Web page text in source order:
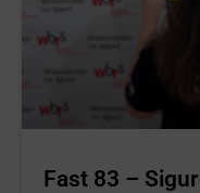
Fast 83 –